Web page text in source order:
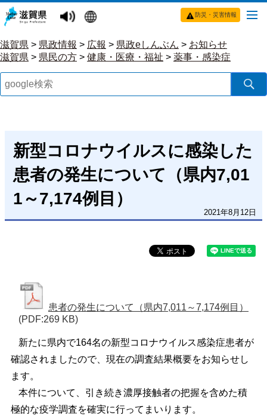
防災・災害情報
滋賀県 > 県政情報 > 広報 > 県政eしんぶん > お知らせ
滋賀県 > 県民の方 > 健康・医療・福祉 > 薬事・感染症
新型コロナウイルスに感染した
患者の発生について（県内7,01
1～7,174例目）
2021年8月12日
患者の発生について（県内7,011～7,174例目）
(PDF:269 KB)
新たに県内で164名の新型コロナウイルス感染症患者が
確認されましたので、現在の調査結果概要をお知らせし
ます。
本件について、引き続き濃厚接触者の把握を含めた積
極的な疫学調査を確実に行ってまいります。